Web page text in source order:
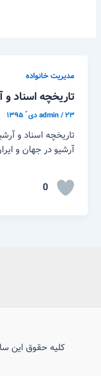
مدیریت خانواده
تاریخچه اسناد و
admin/۲۳ دی ّ ۱۳۹۵
تاریخچه اسناد و
آرشیو در جهان و
0
کلیه حقوق این